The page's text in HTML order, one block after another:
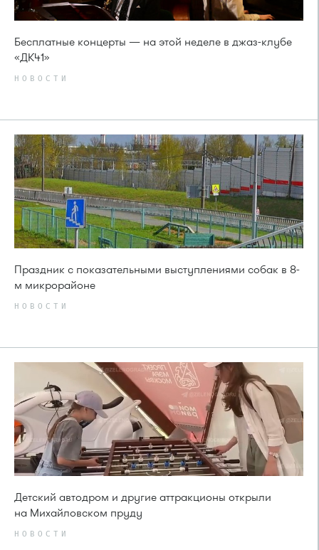
Бесплатные концерты — на этой неделе в джаз-клубе
«ДК41»
НОВОСТИ
Праздник с показательными выступлениями собак в 8-
м микрорайоне
НОВОСТИ
Детский автодром и другие аттракционы открыли
на Михайловском пруду
НОВОСТИ